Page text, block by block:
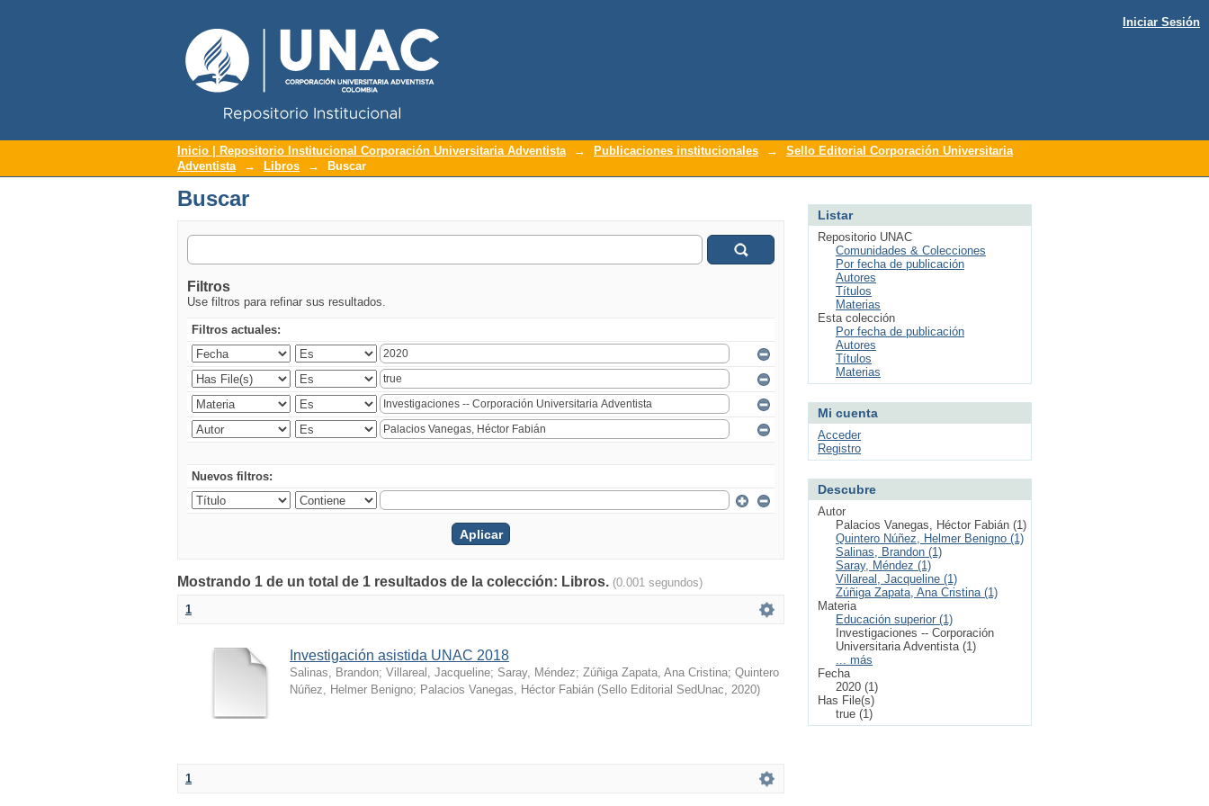
Buscar
Iniciar Sesión
Inicio | Repositorio Institucional Corporación Universitaria Adventista → Publicaciones institucionales →
Sello Editorial Corporación Universitaria
Adventista
→ Libros → Buscar
Buscar
Filtros
Use filtros para refinar sus resultados.
Filtros actuales:
Nuevos filtros:
Mostrando 1 de un total de 1 resultados de la colección: Libros. (0.001 segundos)
1
Investigación asistida UNAC 2018
Salinas, Brandon; Villareal, Jacqueline; Saray, Méndez; Zúñiga Zapata, Ana Cristina; Quintero
Núñez, Helmer Benigno; Palacios Vanegas, Héctor Fabián (Sello Editorial SedUnac, 2020)
1
Listar
Repositorio UNAC
Comunidades & Colecciones
Por fecha de publicación
Autores
Títulos
Materias
Esta colección
Por fecha de publicación
Autores
Títulos
Materias
Mi cuenta
Acceder
Registro
Descubre
Autor
Palacios Vanegas, Héctor Fabián (1)
Quintero Núñez, Helmer Benigno (1)
Salinas, Brandon (1)
Saray, Méndez (1)
Villareal, Jacqueline (1)
Zúñiga Zapata, Ana Cristina (1)
Materia
Educación superior (1)
Investigaciones -- Corporación
Universitaria Adventista (1)
... más
Fecha
2020 (1)
Has File(s)
true (1)